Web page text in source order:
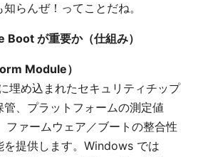
らんぜ！ってことだね。
が重要か（仕組み）
Module）
埋め込まれたセキュリティチップ
、プラットフォームの測定値
ファームウェア／ブートの整合性
を提供します。Windows では